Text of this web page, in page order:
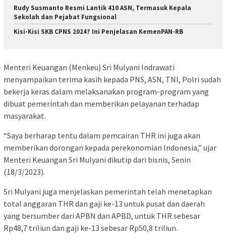
Rudy Susmanto Resmi Lantik 410 ASN, Termasuk Kepala
Sekolah dan Pejabat Fungsional
Kisi-Kisi SKB CPNS 2024? Ini Penjelasan KemenPAN-RB
Menteri Keuangan (Menkeu) Sri Mulyani Indrawati
menyampaikan terima kasih kepada PNS, ASN, TNI, Polri sudah
bekerja keras dalam melaksanakan program-program yang
dibuat pemerintah dan memberikan pelayanan terhadap
masyarakat.
“Saya berharap tentu dalam pemcairan THR ini juga akan
memberikan dorongan kepada perekonomian Indonesia,” ujar
Menteri Keuangan Sri Mulyani dikutip dari bisnis, Senin
(18/3/2023).
Sri Mulyani juga menjelaskan pemerintah telah menetapkan
total anggaran THR dan gaji ke-13 untuk pusat dan daerah
yang bersumber dari APBN dan APBD, untuk THR sebesar
Rp48,7 triliun dan gaji ke-13 sebesar Rp50,8 triliun.